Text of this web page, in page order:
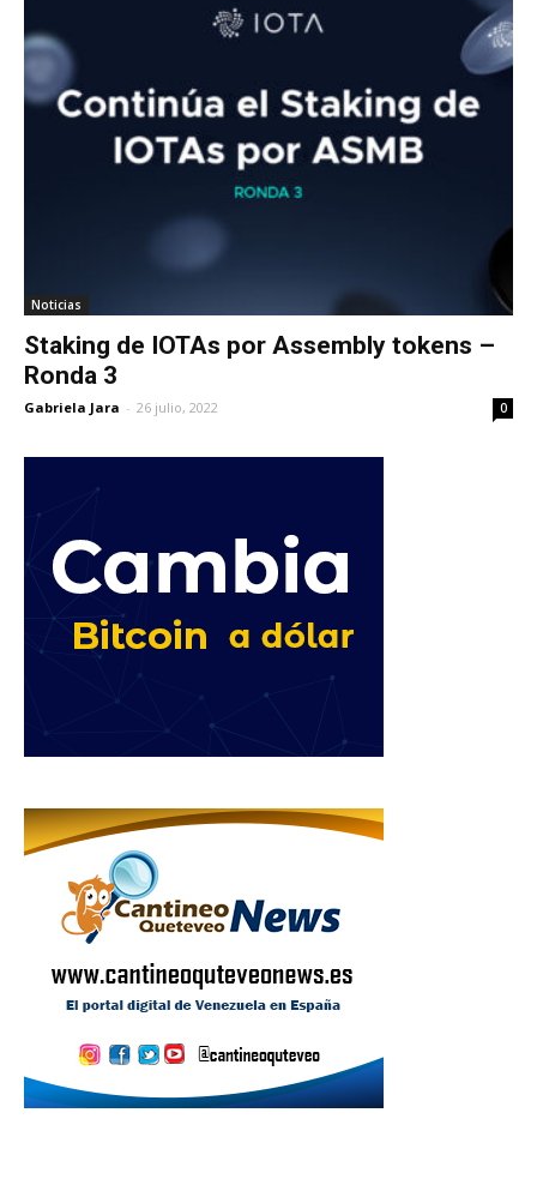
Noticias
Staking de IOTAs por Assembly tokens –
Ronda 3
Gabriela Jara - 26 julio, 2022 0